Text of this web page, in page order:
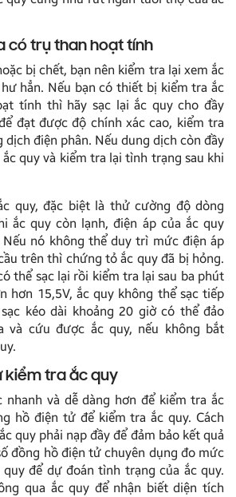
có trụ than hoạt tính
bị chết, bạn nên kiểm tra lại xem ắc
hẳn. Nếu bạn có thiết bị kiểm tra ắc
tính thì hãy sạc lại ắc quy cho đầy
đạt được độ chính xác cao, kiểm tra
dịch điện phân. Nếu dung dịch còn đầy
quy và kiểm tra lại tình trạng sau khi
quy, đặc biệt là thử cường độ dòng
ắc quy còn lạnh, điện áp của ắc quy
Nếu nó không thể duy trì mức điện áp
trên thì chứng tỏ ắc quy đã bị hỏng.
thể sạc lại rồi kiểm tra lại sau ba phút
hơn 15,5V, ắc quy không thể sạc tiếp
kéo dài khoảng 20 giờ có thể đảo
và cứu được ắc quy, nếu không bắt
kiểm tra ắc quy
nhanh và dễ dàng hơn để kiểm tra ắc
hồ điện tử để kiểm tra ắc quy. Cách
quy phải nạp đầy để đảm bảo kết quả
đồng hồ điện tử chuyên dụng đo mức
để dự đoán tình trạng của ắc quy.
qua ắc quy để nhận biết diện tích